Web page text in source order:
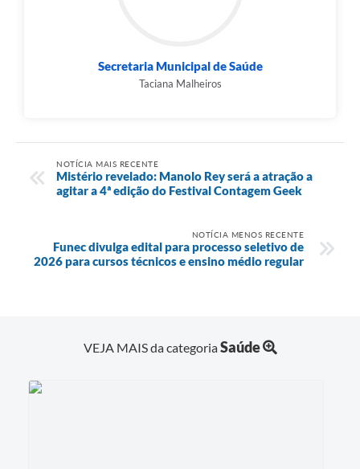
Secretaria Municipal de Saúde
Taciana Malheiros
NOTÍCIA MAIS RECENTE
Mistério revelado: Manolo Rey será a atração a
agitar a 4ª edição do Festival Contagem Geek
NOTÍCIA MENOS RECENTE
Funec divulga edital para processo seletivo de
2026 para cursos técnicos e ensino médio regular
VEJA MAIS da categoriaSaúde